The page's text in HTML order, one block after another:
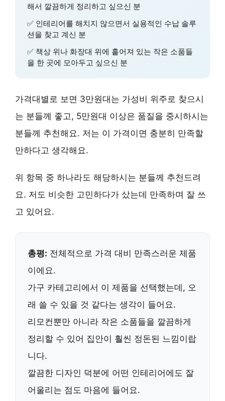
해서 깔끔하게 정리하고 싶으신 분
✅ 인테리어를 해치지 않으면서 실용적인 수납 솔루
션을 찾고 계신 분
✅ 책상 위나 화장대 위에 흩어져 있는 작은 소품들
을 한 곳에 모아두고 싶으신 분
가격대별로 보면 3만원대는 가성비 위주 로 찾으시
는 분들께 좋고, 5만원대 이상은 품질을 중시하시는
분들께 추천해요. 저는 이 가격이면 충분히 만족할
만하다고 생각해요.
위 항목 중 하나라도 해당하시는 분들께 추천드려
요. 저도 비슷한 고민하다가 샀는데 만족하며 잘 쓰
고 있어요.
총평: 전체적으로 가격 대비 만족스러운 제품
이에요.
가구 카테고리에서 이 제품을 선택했는데, 오
래 쓸 수 있을 것 같다는 생각이 들어요.
리모컨뿐만 아니라 작은 소품들을 깔끔하게
정리할 수 있어 집안이 훨씬 정돈된 느낌이랍
니다.
깔끔한 디자인 덕분에 어떤 인테리어에도 잘
어울리는 점도 마음에 들어요.